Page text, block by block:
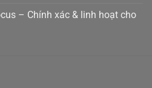
– Chính xác & linh hoạt cho